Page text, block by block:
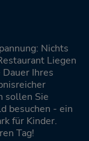
Nichts
Liegen
Ihres
sollen Sie
besuchen - ein
für Kinder.
Tag!